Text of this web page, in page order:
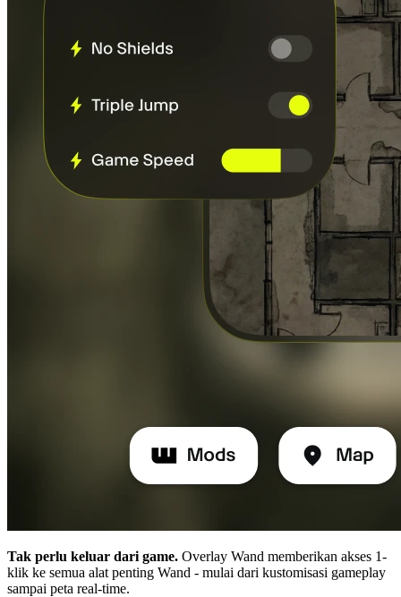
Tak perlu keluar dari game. Overlay Wand memberikan akses 1-
klik ke semua alat penting Wand - mulai dari kustomisasi gameplay
sampai peta real-time.